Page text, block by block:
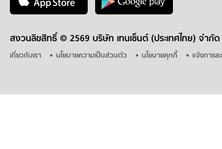
สงวนลิขสิทธิ์ © 2569 บริษัท เทนเซ็นต์ (ประเทศไทย) จำกัด
เกี่ยวกับเรา นโยบายความเป็นส่วนตัว นโยบายคุกกี้ แจ้งการล